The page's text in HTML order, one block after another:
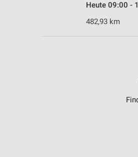
Heute 09:00 -
482,93 km